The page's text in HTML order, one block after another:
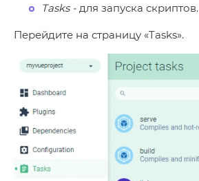
Tasks - для запуска скриптов.
Перейдите на страницу «Tasks».